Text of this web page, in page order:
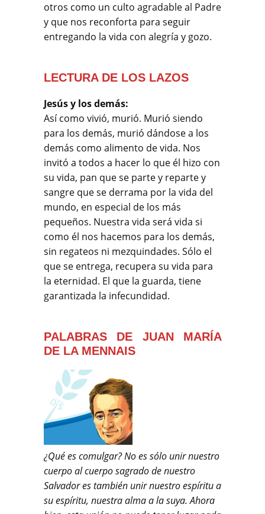
otros como un culto agradable al Padre
y que nos reconforta para seguir
entregando la vida con alegría y gozo.
LECTURA DE LOS LAZOS
Jesús y los demás:
Así como vivió, murió. Murió siendo
para los demás, murió dándose a los
demás como alimento de vida. Nos
invitó a todos a hacer lo que él hizo con
su vida, pan que se parte y reparte y
sangre que se derrama por la vida del
mundo, en especial de los más
pequeños. Nuestra vida será vida si
como él nos hacemos para los demás,
sin regateos ni mezquindades. Sólo el
que se entrega, recupera su vida para
la eternidad. El que la guarda, tiene
garantizada la infecundidad.
PALABRAS DE JUAN MARÍA
DE LA MENNAIS
¿Qué es comulgar? No es sólo unir nuestro
cuerpo al cuerpo sagrado de nuestro
Salvador es también unir nuestro espíritu a
su espíritu, nuestra alma a la suya. Ahora